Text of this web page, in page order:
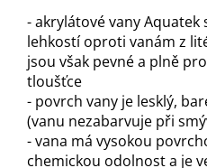
- akrylátové vany Aquatek
lehkostí oproti vanám z
jsou však pevné a plně
tloušťce
- povrch vany je lesklý,
(vanu nezabarvuje při
- vana má vysokou
chemickou odolnost a je